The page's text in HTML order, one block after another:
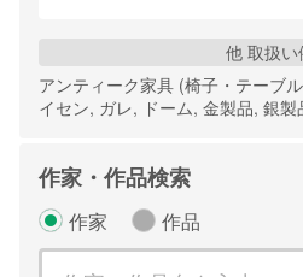
他 取扱い
アンティーク家具 (椅子・テーブ
イセン, ガレ, ドーム, 金製品, 銀製
作家・作品検索
作家 作品